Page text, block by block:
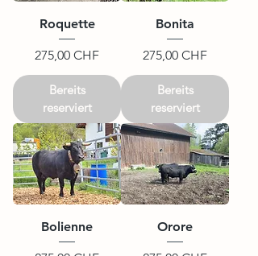
Roquette
Preis
275,00 CHF
Bereits
reserviert
Bonita
Preis
275,00 CHF
Bereits
reserviert
Bolienne
Orore